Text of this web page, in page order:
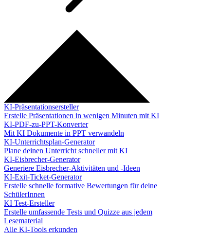
KI-Präsentationsersteller
Erstelle Präsentationen in wenigen Minuten mit KI
KI-PDF-zu-PPT-Konverter
Mit KI Dokumente in PPT verwandeln
KI-Unterrichtsplan-Generator
Plane deinen Unterricht schneller mit KI
KI-Eisbrecher-Generator
Generiere Eisbrecher-Aktivitäten und -Ideen
KI-Exit-Ticket-Generator
Erstelle schnelle formative Bewertungen für deine
SchülerInnen
KI Test-Ersteller
Erstelle umfassende Tests und Quizze aus jedem
Lesematerial
Alle KI-Tools erkunden